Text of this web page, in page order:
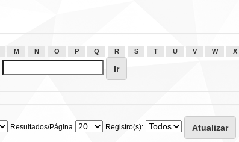
M N O P Q R S T U V W X
Resultados/Página Registro(s):